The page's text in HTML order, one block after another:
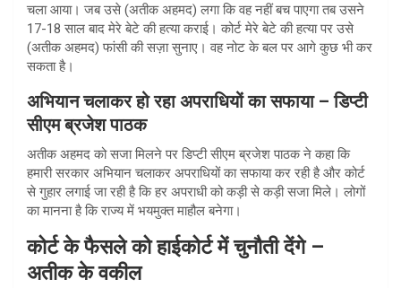
चला आया। जब उसे (अतीक अहमद) लगा कि वह नहीं बच पाएगा तब उसने
17-18 साल बाद मेरे बेटे की हत्या कराई। कोर्ट मेरे बेटे की हत्या पर उसे
(अतीक अहमद) फांसी की सज़ा सुनाए। वह नोट के बल पर आगे कुछ भी कर
सकता है।
अभियान चलाकर हो रहा अपराधियों का सफाया – डिप्टी
सीएम ब्रजेश पाठक
अतीक अहमद को सजा मिलने पर डिप्टी सीएम ब्रजेश पाठक ने कहा कि
हमारी सरकार अभियान चलाकर अपराधियों का सफाया कर रही है और कोर्ट
से गुहार लगाई जा रही है कि हर अपराधी को कड़ी से कड़ी सजा मिले। लोगों
का मानना ​​है कि राज्य में भयमुक्त माहौल बनेगा।
कोर्ट के फैसले को हाईकोर्ट में चुनौती देंगे –
अतीक के वकील